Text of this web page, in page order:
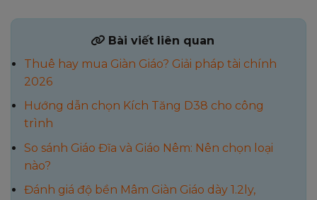
Bài viết liên quan
Thuê hay mua Giàn Giáo? Giải pháp tài chính
2026
Hướng dẫn chọn Kích Tăng D38 cho công
trình
So sánh Giáo Đĩa và Giáo Nêm: Nên chọn loại
nào?
Đánh giá độ bền Mâm Giàn Giáo dày 1.2ly,